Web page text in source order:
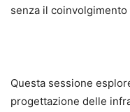
senza il
Questa sessione
progettazione delle